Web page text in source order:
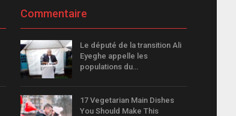
Commentaire
Le député de la transition Ali
Eyeghe appelle les
populations du…
17 Vegetarian Main Dishes
You Should Make This